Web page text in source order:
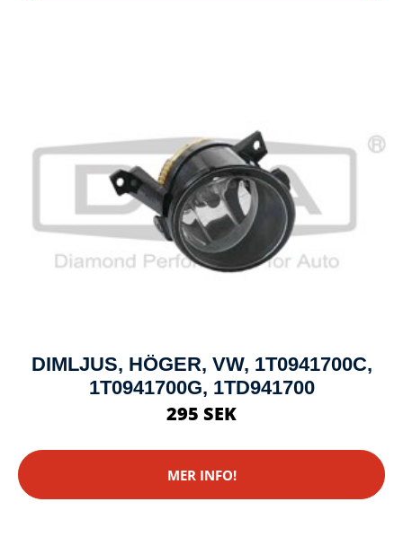
DIMLJUS, HÖGER, VW, 1T0941700C,
1T0941700G, 1TD941700
295 SEK
MER INFO!